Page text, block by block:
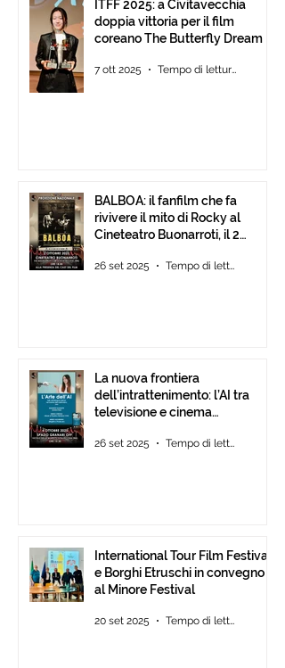
ITFF 2025: a Civitavecchia
doppia vittoria per il film
coreano The Butterfly Dream
7 ott 2025 Tempo di lettura: 4 min
BALBOA: il fanfilm che fa
rivivere il mito di Rocky al
Cineteatro Buonarroti, il 2
26 set 2025 Tempo di lettura: 1 min
La nuova frontiera
dell’intrattenimento: l’AI tra
televisione e cinema
26 set 2025 Tempo di lettura: 1 min
International Tour Film Festival
e Borghi Etruschi in convegno
al Minore Festival
20 set 2025 Tempo di lettura: 1 min